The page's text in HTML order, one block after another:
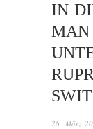
IN
MAN
26. März